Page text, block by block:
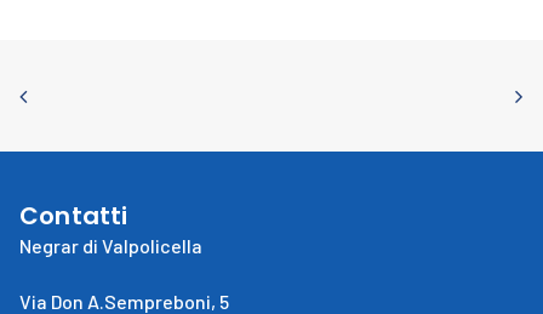
Contatti
Negrar di Valpolicella
Via Don A.Sempreboni, 5